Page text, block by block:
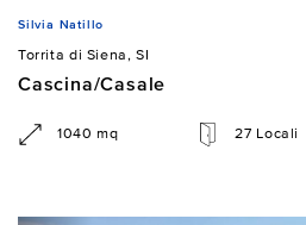
Silvia Natillo
Torrita di Siena, SI
Cascina/Casale
1040 mq 27 Locali